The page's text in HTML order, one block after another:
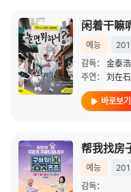
闲着干嘛
예능
감독：
金泰浩
주연：
刘在石
바로보기
帮我找房
예능
감독：